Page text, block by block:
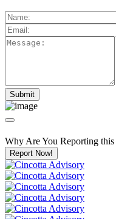
Why Are You Reporting this
Report Now!